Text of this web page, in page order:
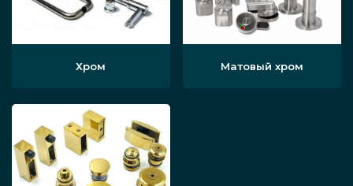
Хром Матовый хром